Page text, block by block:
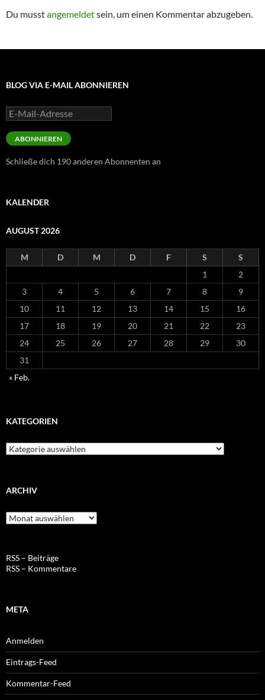
Du musstangemeldetsein, um einen Kommentar abzugeben.
BLOG VIA E-MAIL ABONNIEREN
E-
Mail-
Adresse
ABONNIEREN
Schließe dich 190 anderen Abonnenten an
KALENDER
AUGUST 2026
M D M D F S
S
1
2
3
4 5 6 7 8
9
10
11 12 13 14 15
16
17
18 19 20 21 22
23
24
25 26 27 28 29
30
31
« Feb.
KATEGORIEN
Kategorien
ARCHIV
Archiv
RSS – Beiträge
RSS – Kommentare
META
Anmelden
Eintrags-Feed
Kommentar-Feed